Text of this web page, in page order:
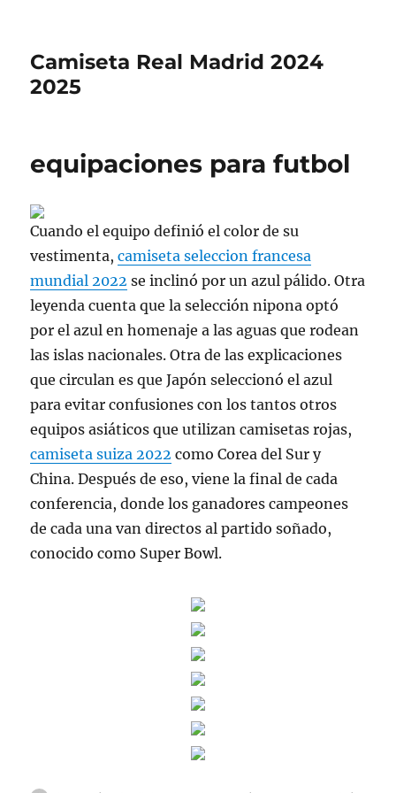
Camiseta Real Madrid 2024
2025
equipaciones para futbol
Cuando el equipo definió el color de su
vestimenta,camiseta seleccion francesa
mundial 2022 se inclinó por un azul pálido. Otra
leyenda cuenta que la selección nipona optó
por el azul en homenaje a las aguas que rodean
las islas nacionales. Otra de las explicaciones
que circulan es que Japón seleccionó el azul
para evitar confusiones con los tantos otros
equipos asiáticos que utilizan camisetas rojas,
camiseta suiza 2022 como Corea del Sur y
China. Después de eso, viene la final de cada
conferencia, donde los ganadores campeones
de cada una van directos al partido soñado,
conocido como Super Bowl.